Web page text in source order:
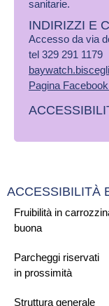
sanitarie.
INDIRIZZI E
Accesso da via
tel 329 291 1179
Pagina
Fruibilità in
buona
Parcheggi riservati
in prossimità
Struttura generale
ACCESSIBILITÀ